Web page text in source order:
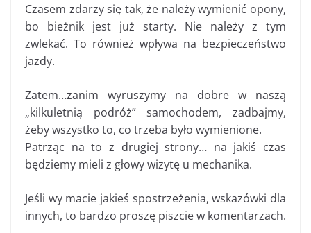
Czasem zdarzy się tak, że należy wymienić opony,
bo bieżnik jest już starty. Nie należy z tym
zwlekać. To również wpływa na bezpieczeństwo
jazdy.
Zatem…zanim wyruszymy na dobre w naszą
„kilkuletnią podróż” samochodem, zadbajmy,
żeby wszystko to, co trzeba było wymienione.
Patrząc na to z drugiej strony… na jakiś czas
będziemy mieli z głowy wizytę u mechanika.
Jeśli wy macie jakieś spostrzeżenia, wskazówki dla
innych, to bardzo proszę piszcie w komentarzach.